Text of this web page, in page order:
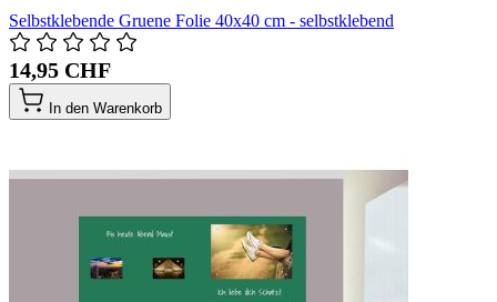
Selbstklebende Gruene Folie 40x40 cm - selbstklebend
14,95 CHF
In den Warenkorb